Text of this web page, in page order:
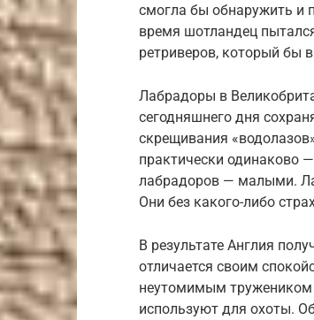
смогла бы обнаружить и
время шотландец
ретриверов, который бы
Лабрадоры в
сегодняшнего дня
скрещивания
практически одинаково
лабрадоров — малыми.
Они без какого-либо
В результате Англия
отличается своим
неутомимым тружеником
используют для охоты.